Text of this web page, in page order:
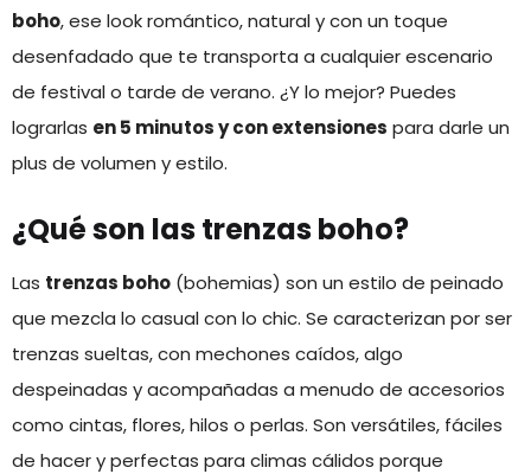
boho, ese look romántico, natural y con un toque
desenfadado que te transporta a cualquier escenario
de festival o tarde de verano. ¿Y lo mejor? Puedes
lograrlas en 5 minutos y con extensiones para darle un
plus de volumen y estilo.
¿Qué son las trenzas boho?
Las trenzas boho (bohemias) son un estilo de peinado
que mezcla lo casual con lo chic. Se caracterizan por ser
trenzas sueltas, con mechones caídos, algo
despeinadas y acompañadas a menudo de accesorios
como cintas, flores, hilos o perlas. Son versátiles, fáciles
de hacer y perfectas para climas cálidos porque